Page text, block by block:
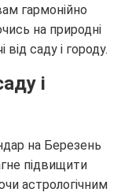
гармонійно
на природні
саду і городу.
і
на Березень
підвищити
астрологічним